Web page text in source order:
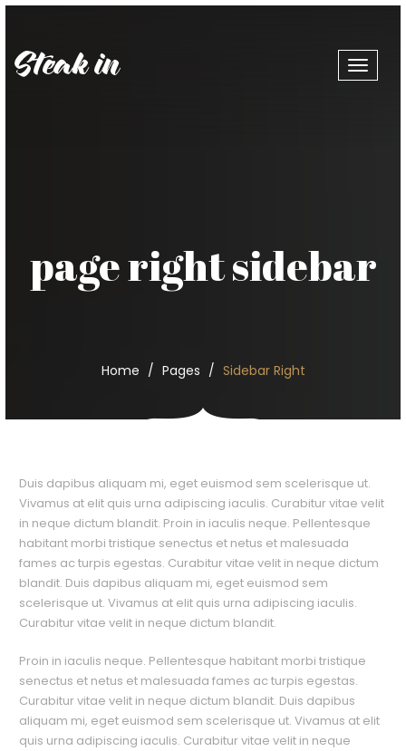
Toggle
page right sidebar
Home Pages Sidebar Right
Duis dapibus aliquam mi, eget euismod sem scelerisque ut.
Vivamus at elit quis urna adipiscing iaculis. Curabitur vitae velit
in neque dictum blandit. Proin in iaculis neque. Pellentesque
habitant morbi tristique senectus et netus et malesuada
fames ac turpis egestas. Curabitur vitae velit in neque dictum
blandit. Duis dapibus aliquam mi, eget euismod sem
scelerisque ut. Vivamus at elit quis urna adipiscing iaculis.
Curabitur vitae velit in neque dictum blandit.
Proin in iaculis neque. Pellentesque habitant morbi tristique
senectus et netus et malesuada fames ac turpis egestas.
Curabitur vitae velit in neque dictum blandit. Duis dapibus
aliquam mi, eget euismod sem scelerisque ut. Vivamus at elit
quis urna adipiscing iaculis. Curabitur vitae velit in neque